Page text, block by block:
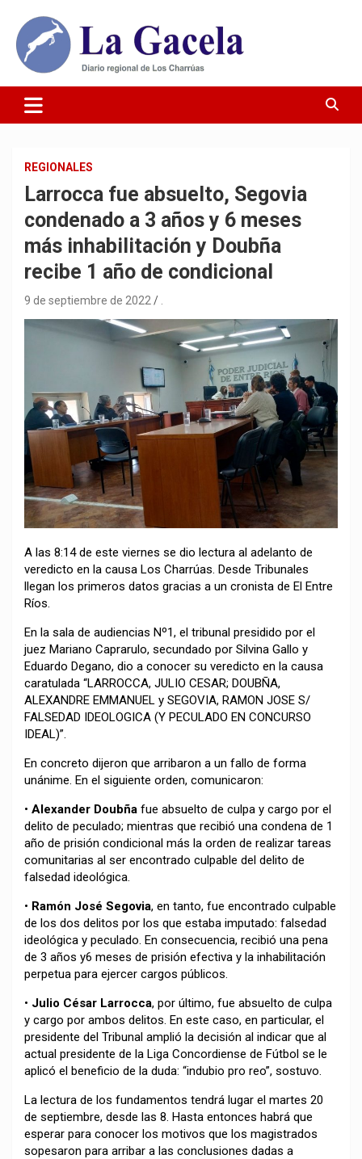
contenido
Diario La Gacela
REGIONALES
Larrocca fue absuelto, Segovia
condenado a 3 años y 6 meses
más inhabilitación y Doubña
recibe 1 año de condicional
9 de septiembre de 2022
A las 8:14 de este viernes se dio lectura al adelanto de
veredicto en la causa Los Charrúas. Desde Tribunales
llegan los primeros datos gracias a un cronista de El Entre
Ríos.
En la sala de audiencias Nº1, el tribunal presidido por el
juez Mariano Caprarulo, secundado por Silvina Gallo y
Eduardo Degano, dio a conocer su veredicto en la causa
caratulada “LARROCCA, JULIO CESAR; DOUBÑA,
ALEXANDRE EMMANUEL y SEGOVIA, RAMON JOSE S/
FALSEDAD IDEOLOGICA (Y PECULADO EN CONCURSO
IDEAL)”.
En concreto dijeron que arribaron a un fallo de forma
unánime. En el siguiente orden, comunicaron:
• Alexander Doubña fue absuelto de culpa y cargo por el
delito de peculado; mientras que recibió una condena de 1
año de prisión condicional más la orden de realizar tareas
comunitarias al ser encontrado culpable del delito de
falsedad ideológica.
• Ramón José Segovia, en tanto, fue encontrado culpable
de los dos delitos por los que estaba imputado: falsedad
ideológica y peculado. En consecuencia, recibió una pena
de 3 años y6 meses de prisión efectiva y la inhabilitación
perpetua para ejercer cargos públicos.
• Julio César Larrocca, por último, fue absuelto de culpa
y cargo por ambos delitos. En este caso, en particular, el
presidente del Tribunal amplió la decisión al indicar que al
actual presidente de la Liga Concordiense de Fútbol se le
aplicó el beneficio de la duda: “indubio pro reo”, sostuvo.
La lectura de los fundamentos tendrá lugar el martes 20
de septiembre, desde las 8. Hasta entonces habrá que
esperar para conocer los motivos que los magistrados
sopesaron para arribar a las conclusiones dadas a